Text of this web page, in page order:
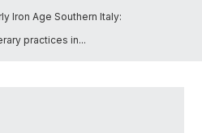
Iron Age Southern Italy:
practices in...